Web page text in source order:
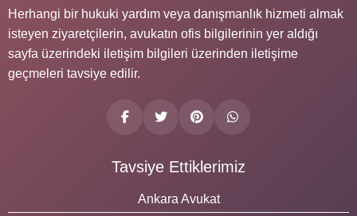
Herhangi bir hukuki yardım veya danışmanlık hizmeti almak
isteyen ziyaretçilerin, avukatın ofis bilgilerinin yer aldığı
sayfa üzerindeki iletişim bilgileri üzerinden iletişime
geçmeleri tavsiye edilir.
Tavsiye Ettiklerimiz
Ankara Avukat